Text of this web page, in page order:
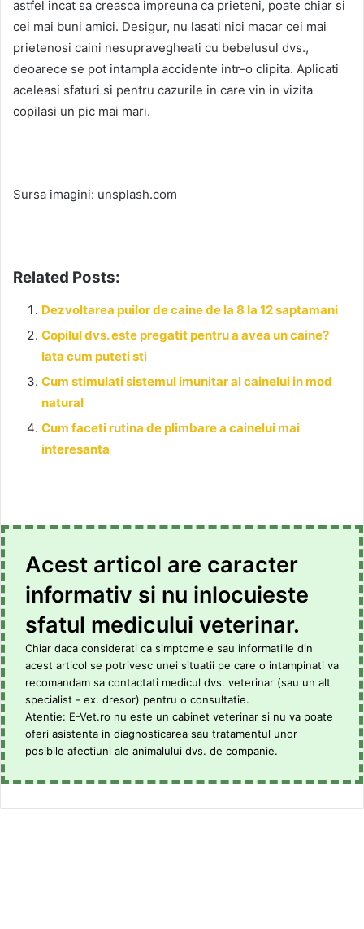
astfel incat sa creasca impreuna ca prieteni, poate chiar si
cei mai buni amici. Desigur, nu lasati nici macar cei mai
prietenosi caini nesupravegheati cu bebelusul dvs.,
deoarece se pot intampla accidente intr-o clipita. Aplicati
aceleasi sfaturi si pentru cazurile in care vin in vizita
copilasi un pic mai mari.
Sursa imagini: unsplash.com
Related Posts:
Dezvoltarea puilor de caine de la 8 la 12 saptamani
Copilul dvs. este pregatit pentru a avea un caine?
Iata cum puteti sti
Cum stimulati sistemul imunitar al cainelui in mod
natural
Cum faceti rutina de plimbare a cainelui mai
interesanta
Acest articol are caracter
informativ si nu inlocuieste
sfatul medicului veterinar.
Chiar daca considerati ca simptomele sau informatiile din
acest articol se potrivesc unei situatii pe care o intampinati va
recomandam sa contactati medicul dvs. veterinar (sau un alt
specialist - ex. dresor) pentru o consultatie.
Atentie: E-Vet.ro nu este un cabinet veterinar si nu va poate
oferi asistenta in diagnosticarea sau tratamentul unor
posibile afectiuni ale animalului dvs. de companie.